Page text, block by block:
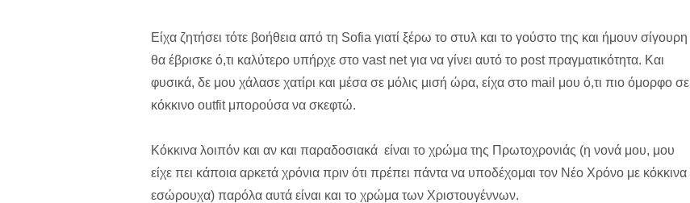
Είχα ζητήσει τότε βοήθεια από τη Sofia γιατί ξέρω το στυλ και το γούστο της και ήμουν σίγουρη
θα έβρισκε ό,τι καλύτερο υπήρχε στο vast net για να γίνει αυτό το post πραγματικότητα. Και
φυσικά, δε μου χάλασε χατίρι και μέσα σε μόλις μισή ώρα, είχα στο mail μου ό,τι πιο όμορφο σε
κόκκινο outfit μπορούσα να σκεφτώ.
Κόκκινα λοιπόν και αν και παραδοσιακά είναι το χρώμα της Πρωτοχρονιάς (η νονά μου, μου
είχε πει κάποια αρκετά χρόνια πριν ότι πρέπει πάντα να υποδέχομαι τον Νέο Χρόνο με κόκκινα
εσώρουχα) παρόλα αυτά είναι και το χρώμα των Χριστουγέννων.